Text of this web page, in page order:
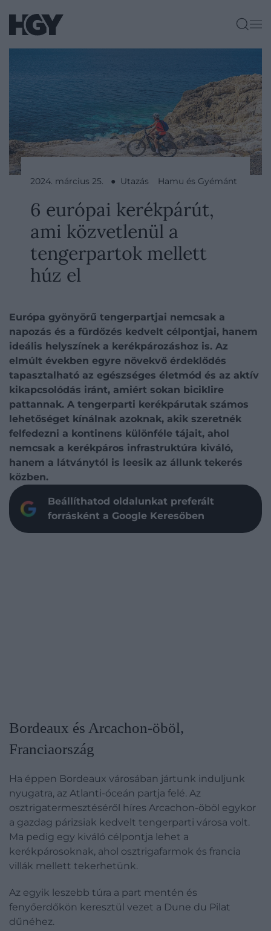
2024. március 25. ● Utazás Hamu és Gyémánt
6 európai kerékpárút,
ami közvetlenül a
tengerpartok mellett
húz el
Európa gyönyörű tengerpartjai nemcsak a
napozás és a fürdőzés kedvelt célpontjai, hanem
ideális helyszínek a kerékpározáshoz is. Az
elmúlt években egyre növekvő érdeklődés
tapasztalható az egészséges életmód és az aktív
kikapcsolódás iránt, amiért sokan biciklire
pattannak. A tengerparti kerékpárutak számos
lehetőséget kínálnak azoknak, akik szeretnék
felfedezni a kontinens különféle tájait, ahol
nemcsak a kerékpáros infrastruktúra kiváló,
hanem a látványtól is leesik az állunk tekerés
közben.
Beállíthatod oldalunkat preferált
forrásként a Google Keresőben
Bordeaux és Arcachon-öböl,
Franciaország
Ha éppen Bordeaux városában jártunk induljunk
nyugatra, az Atlanti-óceán partja felé. Az
osztrigatermesztéséről híres Arcachon-öböl egykor
a gazdag párizsiak kedvelt tengerparti városa volt.
Ma pedig egy kiváló célpontja lehet a
kerékpárosoknak, ahol osztrigafarmok és francia
villák mellett tekerhetünk.
Az egyik leszebb túra a part mentén és
fenyőerdőkön keresztül vezet a Dune du Pilat
dűnéhez.